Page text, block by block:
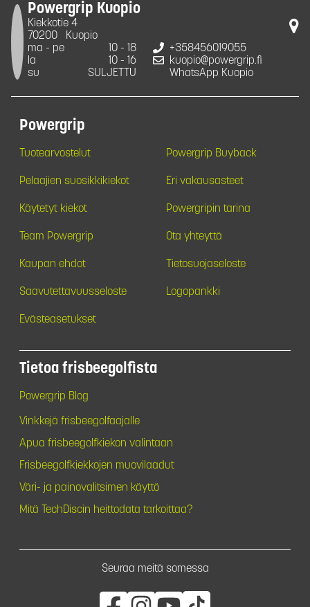
Powergrip Kuopio
Kiekkotie 4
70200
Kuopio
ma - pe
10 - 18
la
10 - 16
su
SULJETTU
+358456019055
kuopio@powergrip.fi
WhatsApp Kuopio
Powergrip
Tuotearvostelut Powergrip Buyback
Pelaajien suosikkikiekot Eri vakausasteet
Käytetyt kiekot Powergripin tarina
Team Powergrip Ota yhteyttä
Kaupan ehdot Tietosuojaseloste
Saavutettavuusseloste Logopankki
Evästeasetukset
Tietoa frisbeegolfista
Powergrip Blog
Vinkkejä frisbeegolfaajalle
Apua frisbeegolfkiekon valintaan
Frisbeegolfkiekkojen muovilaadut
Väri- ja painovalitsimen käyttö
Mitä TechDiscin heittodata tarkoittaa?
Seuraa meitä somessa